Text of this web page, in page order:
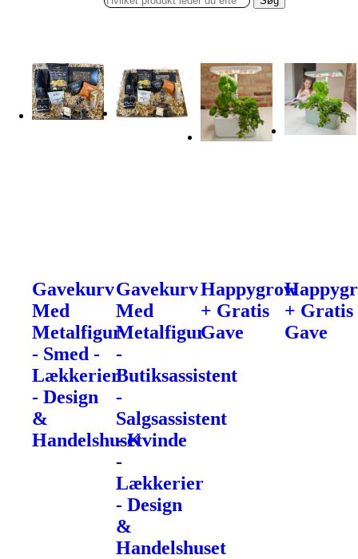
Gavekurv
Med
Metalfigur
- Smed -
Lækkerier
- Design
&
Handelshuset
Gavekurv
Med
Metalfigur
-
Butiksassistent
-
Salgsassistent
- Kvinde
-
Lækkerier
- Design
&
Handelshuset
Happygrow
+ Gratis
Gave
+ Gratis
Gave